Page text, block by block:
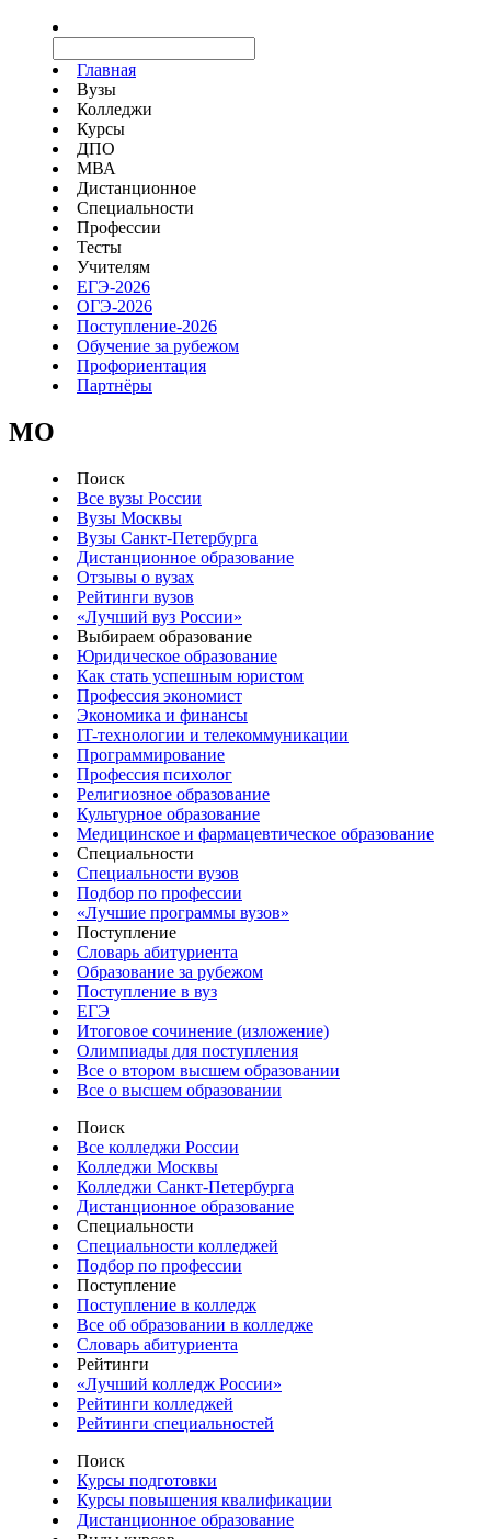
Главная
Вузы
Колледжи
Курсы
ДПО
МВА
Дистанционное
Специальности
Профессии
Тесты
Учителям
ЕГЭ-2026
ОГЭ-2026
Поступление-2026
Обучение за рубежом
Профориентация
Партнёры
MO
Поиск
Все вузы России
Вузы Москвы
Вузы Санкт-Петербурга
Дистанционное образование
Отзывы о вузах
Рейтинги вузов
«Лучший вуз России»
Выбираем образование
Юридическое образование
Как стать успешным юристом
Профессия экономист
Экономика и финансы
IT-технологии и телекоммуникации
Программирование
Профессия психолог
Религиозное образование
Культурное образование
Медицинское и фармацевтическое образование
Специальности
Специальности вузов
Подбор по профессии
«Лучшие программы вузов»
Поступление
Словарь абитуриента
Образование за рубежом
Поступление в вуз
ЕГЭ
Итоговое сочинение (изложение)
Олимпиады для поступления
Все о втором высшем образовании
Все о высшем образовании
Поиск
Все колледжи России
Колледжи Москвы
Колледжи Санкт-Петербурга
Дистанционное образование
Специальности
Специальности колледжей
Подбор по профессии
Поступление
Поступление в колледж
Все об образовании в колледже
Словарь абитуриента
Рейтинги
«Лучший колледж России»
Рейтинги колледжей
Рейтинги специальностей
Поиск
Курсы подготовки
Курсы повышения квалификации
Дистанционное образование